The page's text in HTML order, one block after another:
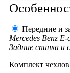
Передние и
Mercedes Benz
Задние спинка и
Комплект чехлов